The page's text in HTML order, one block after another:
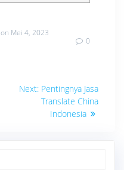
on Mei 4, 2023
0
Next: Next
post:
Pentingnya Jasa
Translate China
Indonesia